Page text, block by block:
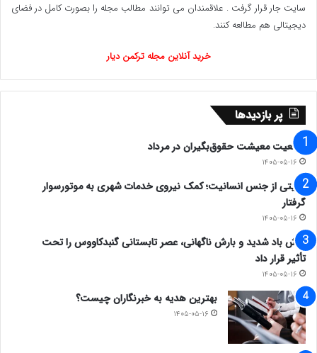
سایت جار قرار گرفت . علاقمندان می توانند مطالب مجله را بصورت کامل در فضای
دیجیتالی هم مطالعه کنند.
خرید آنلاین مجله ترکمن دیار
پر بازدیدها
وضعیت معیشت حقوق‌بگیران در مرداد
۱۴۰۵-۰۵-۱۶
روایتی از جنس انسانیت؛ کمک نیروی خدمات شهری به موتورسوار
گرفتار
۱۴۰۵-۰۵-۱۶
وزش باد شدید و بارش ناگهانی، عصر تابستانی گنبدکاووس را تحت
تأثیر قرار داد
۱۴۰۵-۰۵-۱۶
بهترین هدیه به خبرنگاران چیست؟
۱۴۰۵-۰۵-۱۶